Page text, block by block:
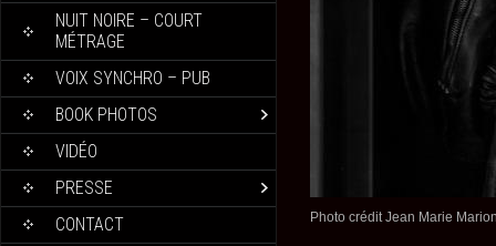
NUIT NOIRE – COURT
MÉTRAGE
VOIX SYNCHRO – PUB
BOOK PHOTOS
VIDÉO
PRESSE
CONTACT
Photo crédit Jean Marie